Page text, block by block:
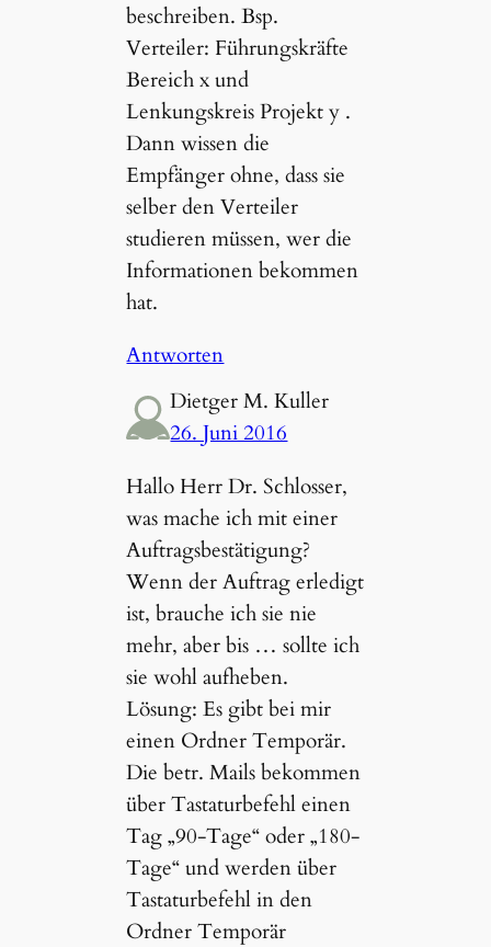
beschreiben. Bsp.
Verteiler: Führungskräfte
Bereich x und
Lenkungskreis Projekt y .
Dann wissen die
Empfänger ohne, dass sie
selber den Verteiler
studieren müssen, wer die
Informationen bekommen
hat.
Antworten
Dietger M. Kuller
26. Juni 2016
Hallo Herr Dr. Schlosser,
was mache ich mit einer
Auftragsbestätigung?
Wenn der Auftrag erledigt
ist, brauche ich sie nie
mehr, aber bis … sollte ich
sie wohl aufheben.
Lösung: Es gibt bei mir
einen Ordner Temporär.
Die betr. Mails bekommen
über Tastaturbefehl einen
Tag „90-Tage“ oder „180-
Tage“ und werden über
Tastaturbefehl in den
Ordner Temporär